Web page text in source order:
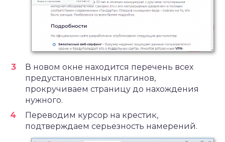
В новом окне находится перечень всех
предустановленных плагинов,
прокручиваем страницу до нахождения
нужного.
Переводим курсор на крестик,
подтверждаем серьезность намерений.